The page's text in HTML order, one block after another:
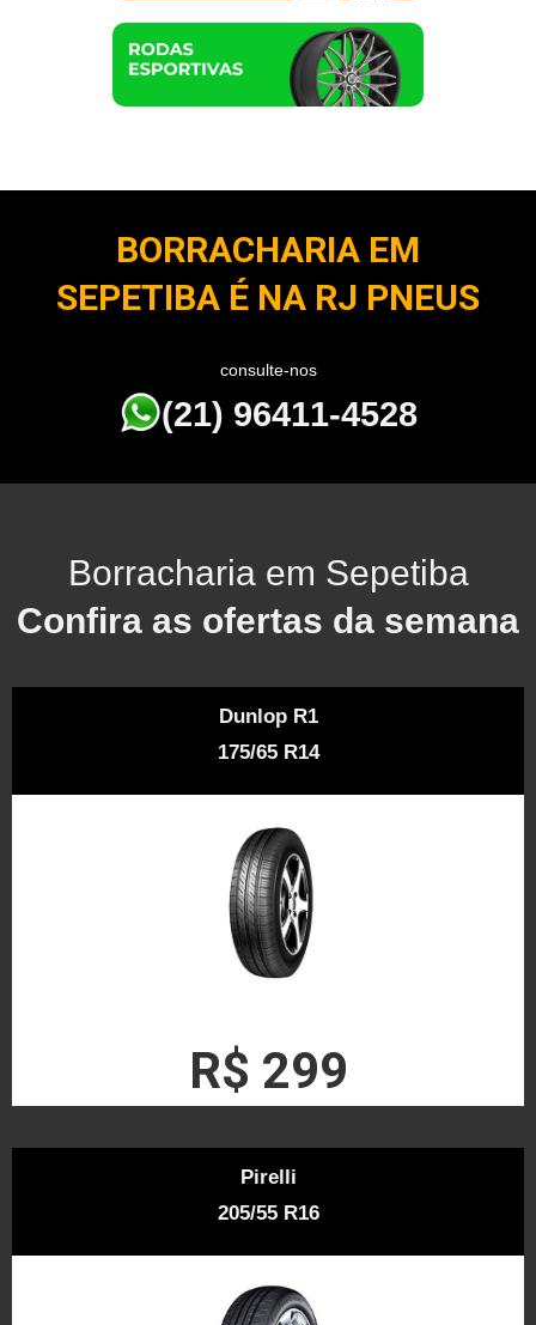
BORRACHARIA EM
SEPETIBA É NA RJ PNEUS
consulte-nos
(21) 96411-4528
Borracharia em Sepetiba
Confira as ofertas da semana
Dunlop R1
175/65 R14
R$ 299
Pirelli
205/55 R16